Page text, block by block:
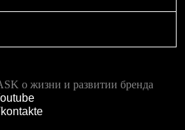
о жизни и развитии бренда